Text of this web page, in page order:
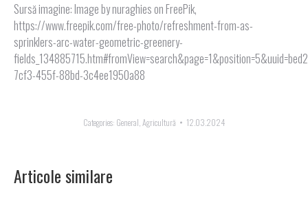
Sursă imagine: Image by nuraghies on FreePik,
https://www.freepik.com/free-photo/refreshment-from-as-
sprinklers-arc-water-geometric-greenery-
7cf3-455f-88bd-3c4ee1950a88
Categories: General Agricultură 12.03.2024
Articole similare